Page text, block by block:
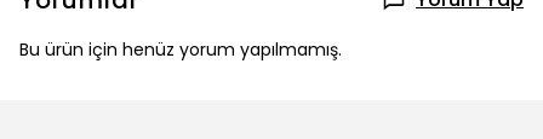
Bu ürün için henüz yorum yapılmamış.